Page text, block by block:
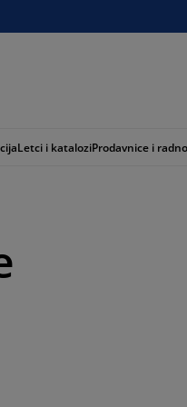
Letci i kataloziProdavnice i